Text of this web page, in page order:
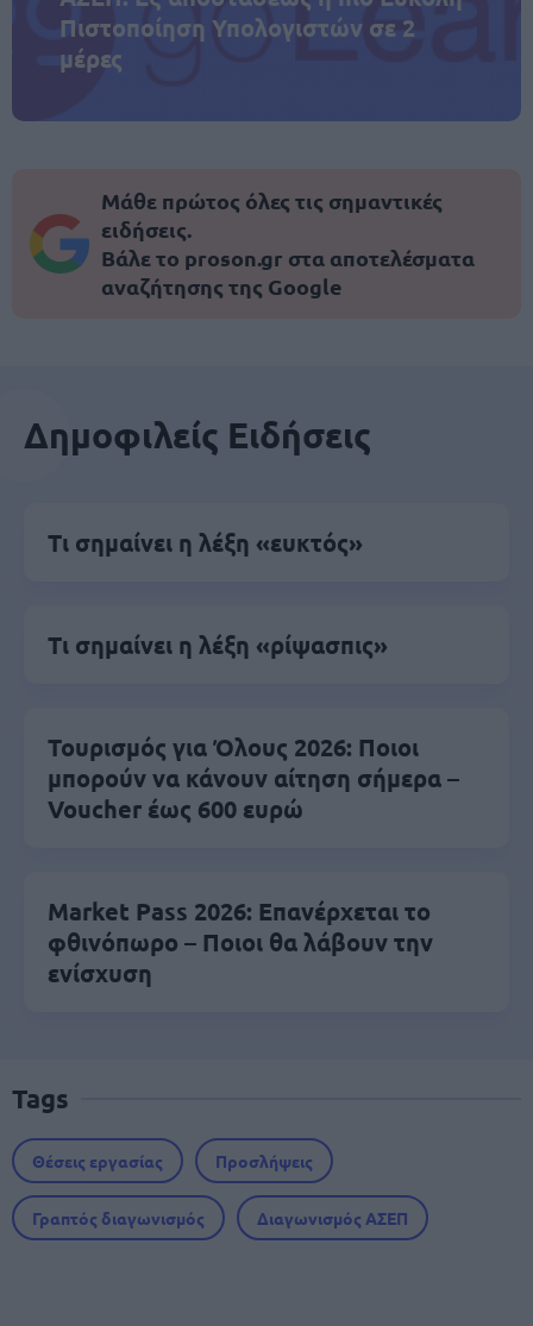
Πιστοποίηση Υπολογιστών σε 2
μέρες
Μάθε πρώτος όλες τις σημαντικές
ειδήσεις.
Βάλε το proson.gr στα αποτελέσματα
αναζήτησης της Google
Δημοφιλείς Ειδήσεις
Τι σημαίνει η λέξη «ευκτός»
Τι σημαίνει η λέξη «ρίψασπις»
Τουρισμός για Όλους 2026: Ποιοι
μπορούν να κάνουν αίτηση σήμερα –
Voucher έως 600 ευρώ
Market Pass 2026: Επανέρχεται το
φθινόπωρο – Ποιοι θα λάβουν την
ενίσχυση
Tags
Θέσεις εργασίας Προσλήψεις
Γραπτός διαγωνισμός Διαγωνισμός ΑΣΕΠ